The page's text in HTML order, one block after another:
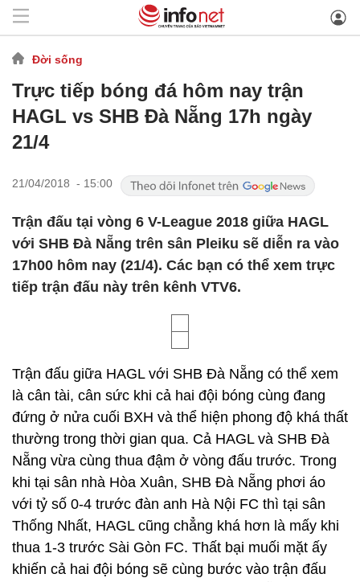
Đời sống
Trực tiếp bóng đá hôm nay trận
HAGL vs SHB Đà Nẵng 17h ngày
21/4
21/04/2018 - 15:00
Trận đấu tại vòng 6 V-League 2018 giữa HAGL
với SHB Đà Nẵng trên sân Pleiku sẽ diễn ra vào
17h00 hôm nay (21/4). Các bạn có thể xem trực
tiếp trận đấu này trên kênh VTV6.
Trận đấu giữa HAGL với SHB Đà Nẵng có thể xem
là cân tài, cân sức khi cả hai đội bóng cùng đang
đứng ở nửa cuối BXH và thể hiện phong độ khá thất
thường trong thời gian qua. Cả HAGL và SHB Đà
Nẵng vừa cùng thua đậm ở vòng đấu trước. Trong
khi tại sân nhà Hòa Xuân, SHB Đà Nẵng phơi áo
với tỷ số 0-4 trước đàn anh Hà Nội FC thì tại sân
Thống Nhất, HAGL cũng chẳng khá hơn là mấy khi
thua 1-3 trước Sài Gòn FC. Thất bại muối mặt ấy
khiến cả hai đội bóng sẽ cùng bước vào trận đấu